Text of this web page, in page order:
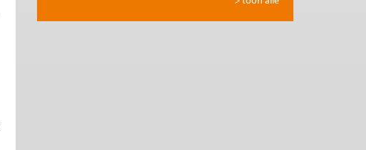
Filosofie en economie